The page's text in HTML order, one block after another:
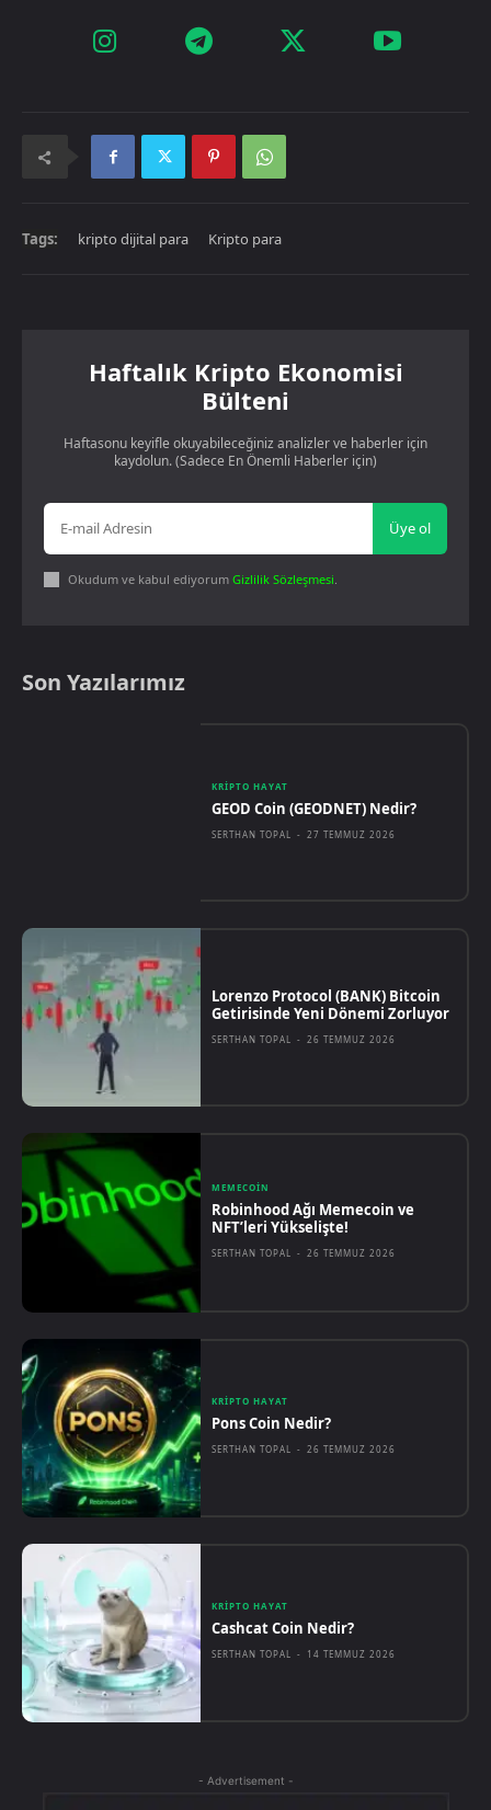
Tags: kripto dijital para Kripto para
Haftalık Kripto Ekonomisi
Bülteni
Haftasonu keyifle okuyabileceğiniz analizler ve haberler için
kaydolun. (Sadece En Önemli Haberler için)
Üye ol
Okudum ve kabul ediyorum Gizlilik Sözleşmesi.
Son Yazılarımız
KRIPTO HAYAT
GEOD Coin (GEODNET) Nedir?
SERTHAN TOPAL - 27 TEMMUZ 2026
Lorenzo Protocol (BANK) Bitcoin
Getirisinde Yeni Dönemi Zorluyor
SERTHAN TOPAL - 26 TEMMUZ 2026
MEMECOIN
Robinhood Ağı Memecoin ve
NFT’leri Yükselişte!
SERTHAN TOPAL - 26 TEMMUZ 2026
KRIPTO HAYAT
Pons Coin Nedir?
SERTHAN TOPAL - 26 TEMMUZ 2026
KRIPTO HAYAT
Cashcat Coin Nedir?
SERTHAN TOPAL - 14 TEMMUZ 2026
- Advertisement -